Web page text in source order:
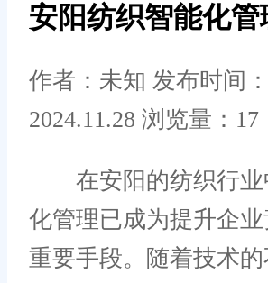
安阳纺织智能化管
作者：未知 发布时间：
2024.11.28 浏览量：17
在安阳的纺织行业
化管理已成为提升企
重要手段。随着技术